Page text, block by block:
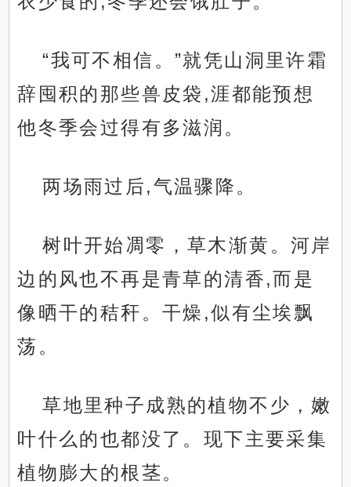
“我可不相信。”就凭山洞里许霜
辞囤积的那些兽皮袋,涯都能预想
他冬季会过得有多滋润。
两场雨过后,气温骤降。
树叶开始凋零，草木渐黄。河岸
边的风也不再是青草的清香,而是
像晒干的秸秆。干燥,似有尘埃飘
荡。
草地里种子成熟的植物不少，嫩
叶什么的也都没了。现下主要采集
植物膨大的根茎。